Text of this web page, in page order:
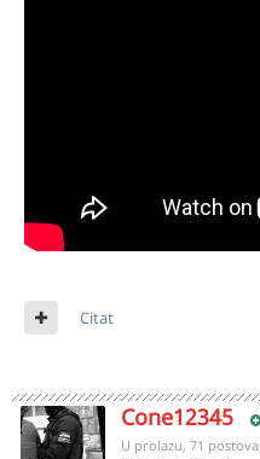
Citat
Cone12345
U prolazu, 71 postova